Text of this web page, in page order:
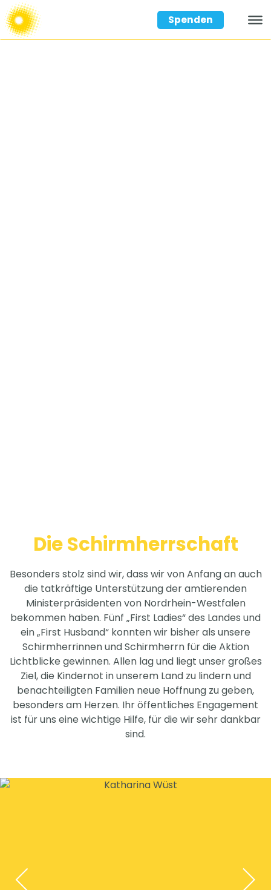
Spenden
Die Schirmherrschaft
Besonders stolz sind wir, dass wir von Anfang an auch
die tatkräftige Unterstützung der amtierenden
Ministerpräsidenten von Nordrhein-Westfalen
bekommen haben. Fünf „First Ladies“ des Landes und
ein „First Husband“ konnten wir bisher als unsere
Schirmherrinnen und Schirmherrn für die Aktion
Lichtblicke gewinnen. Allen lag und liegt unser großes
Ziel, die Kindernot in unserem Land zu lindern und
benachteiligten Familien neue Hoffnung zu geben,
besonders am Herzen. Ihr öffentliches Engagement
ist für uns eine wichtige Hilfe, für die wir sehr dankbar
sind.